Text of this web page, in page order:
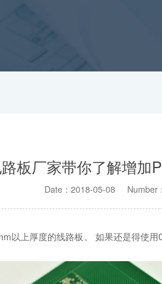
板厂家带你了解增加
Date：2018-05-08 Number
以上厚度的线路板。 如果还是得使